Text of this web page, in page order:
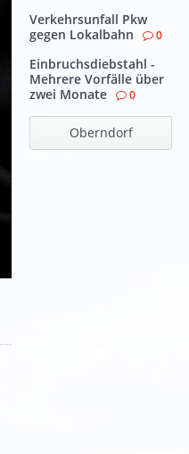
Verkehrsunfall Pkw
gegen Lokalbahn
0
Einbruchsdiebstahl -
Mehrere Vorfälle über
zwei Monate
0
Oberndorf